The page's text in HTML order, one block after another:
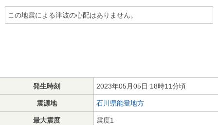
この地震による津波の心配はありません。
発生時刻 2023年05月05日 18時11分頃
震源地 石川県能登地方
最大震度 震度1